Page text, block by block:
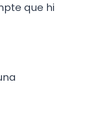
que hi